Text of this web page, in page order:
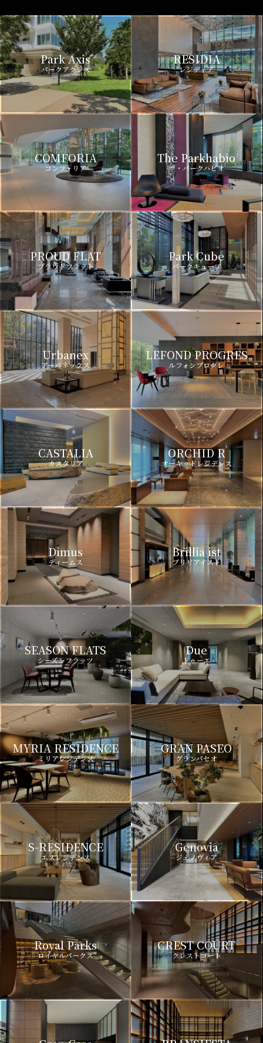
Park Axis
パークアクシス
RESIDIA
レジディア
COMFORIA
コンフォリア
The Parkhabio
ザ・パークハビオ
PROUD FLAT
プラウドフラット
Park Cube
パークキューブ
Urbanex
アーバネックス
LEFOND PROGRES
ルフォンプログレ
CASTALIA
カスタリア
ORCHID R
オーキッドレジデンス
Dimus
ディームス
Brillia ist
ブリリアイスト
SEASON FLATS
シーズンフラッツ
Due
ドゥーエ
MYRIA RESIDENCE
ミリアレジデンス
GRAN PASEO
グランパセオ
S-RESIDENCE
エスレジデンス
Genovia
ジェノヴィア
Royal Parks
ロイヤルパークス
CREST COURT
クレストコート